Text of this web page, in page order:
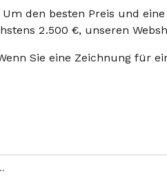
Um den besten Preis und
2.500 €, unseren
Sie eine Zeichnung für